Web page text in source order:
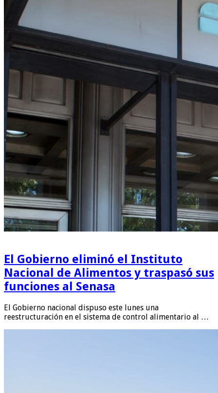
El Gobierno eliminó el Instituto
Nacional de Alimentos y traspasó sus
funciones al Senasa
El Gobierno nacional dispuso este lunes una
reestructuración en el sistema de control alimentario al …